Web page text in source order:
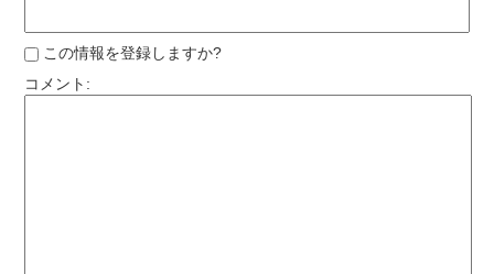
この情報を登録しますか?
コメント: